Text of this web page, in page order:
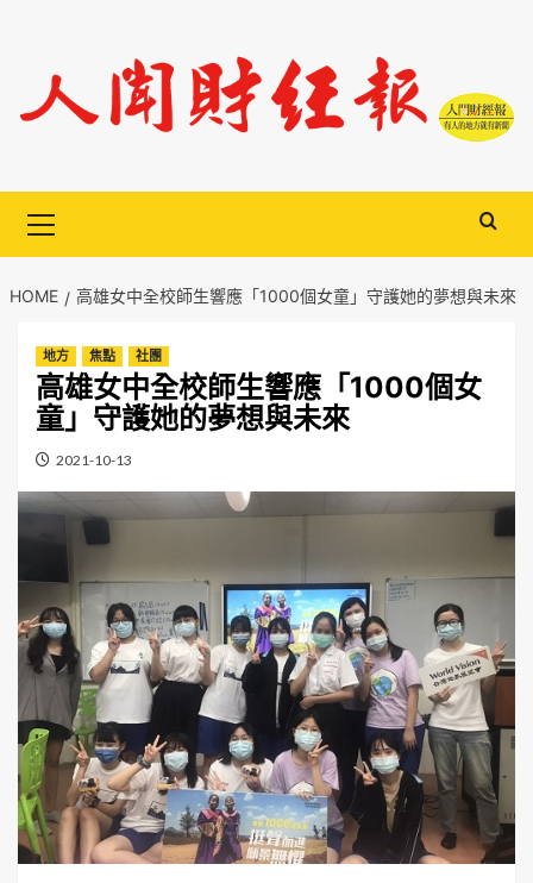
content
Menu
HOME 高雄女中全校師生響應「1000個女童」守護她的夢想與未來
地方 焦點 社團
高雄女中全校師生響應「1000個女
童」守護她的夢想與未來
2021-10-13